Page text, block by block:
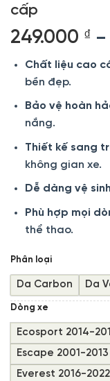
cấp
249.000 ₫ –
Chất liệu cao
bền đẹp.
Bảo vệ hoàn
nắng.
Thiết kế sang
không gian xe.
Dễ dàng vệ
Phù hợp mọi
thể thao.
Phân loại
Da Carbon Da
Dòng xe
Ecosport 2014-
Escape 2001-2013
Everest 2016-2022